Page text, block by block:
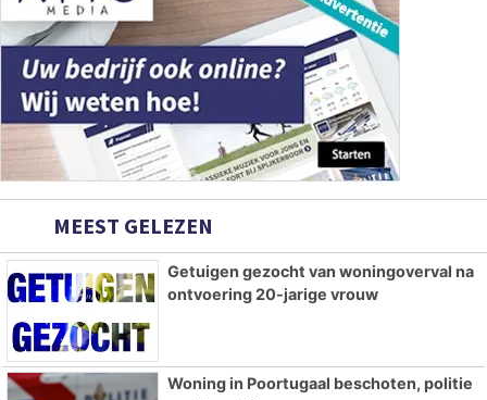
MEEST GELEZEN
Getuigen gezocht van woningoverval na
ontvoering 20-jarige vrouw
Woning in Poortugaal beschoten, politie